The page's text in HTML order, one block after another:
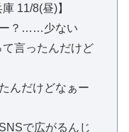
11/8(昼)】
ー？……少ない
言ったんだけど
んだけどなぁー
で広がるんじ